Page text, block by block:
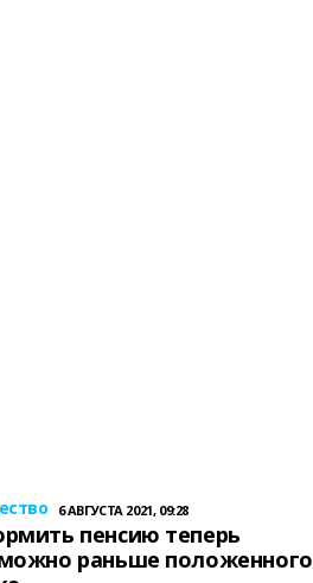
6 АВГУСТА 2021, 09:28
пенсию теперь
раньше положенного